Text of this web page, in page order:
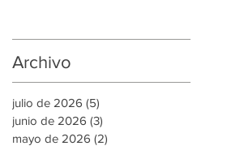
Archivo
julio de 2026 (5)
junio de 2026 (3)
mayo de 2026 (2)